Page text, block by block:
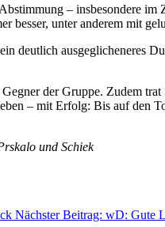
– insbesondere
besser, unter anderem mit
deutlich ausgeglicheneres
der Gruppe. Zudem
– mit Erfolg: Bis auf den
und Schiek
Nächster Beitrag: wD: Gute